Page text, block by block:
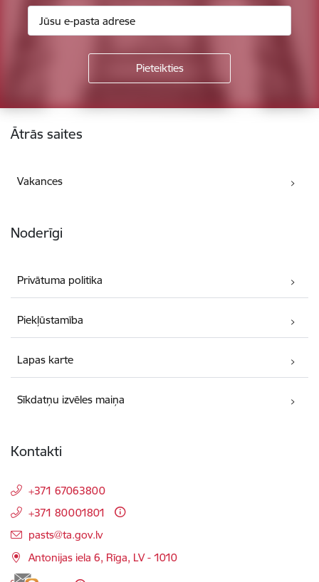
Kājene
Ātrās saites
Vakances
Noderīgi
Privātuma politika
Piekļūstamība
Lapas karte
Sīkdatņu izvēles maiņa
Kontakti
+371 67063800
+371 80001801
E-pasts:
pasts@ta.gov.lv
Antonijas iela 6, Rīga, LV - 1010